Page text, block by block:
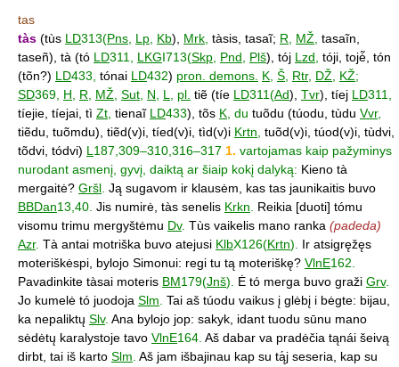
tas
tàs (tùs LD313(Pns Lp Kb), Mrk tàsis, tasaĩ; R MŽ tasaĩn,
taseñ), tà (tó LD311, LKGI713(Skp Pnd Plš), tój Lzd tóji, tojė̃, tón
(tõn?) LD433, tónai LD432) pron. demons. K Š Rtr, DŽ KŽ;
SD369, H R MŽ Sut N L pl. tiẽ (tíe LD311(Ad), Tvr), tíej LD311,
tíejie, tíejai, tì Zt tienaĩ LD433), tõs K , du tuõdu (túodu, tùdu Vvr,
tiẽdu, tuõmdu), tiẽd(v)i, tíed(v)i, tìd(v)i Krtn tuõd(v)i, túod(v)i, tùdvi,
tõdvi, tódvi) L 187,309–310,316–317 1. vartojamas kaip pažyminys
nurodant asmenį, gyvį, daiktą ar šiaip kokį dalyką: Kieno tà
mergaitė? Gršl Ją sugavom ir klausėm, kas tas jaunikaitis buvo
BBDan13,40. Jis numirė, tàs senelis Krkn
Reikia [duoti] tómu
visomu trimu mergyštėmu Dv. Tùs vaikelis mano ranka (padeda)
Azr. Tà antai motriška buvo atejusi KlbX126(Krtn).
Ir atsigręžęs
moteriškėspi, bylojo Simonui: regi tu tą moteriškę? VlnE162.
Pavadinkite tàsai moteris BM179(Jnš). Ė tó merga buvo graži Grv.
Jo kumelė tó juodoja Slm Tai aš túodu vaikus į glėbį i bėgte: bijau,
ka nepaliktų Slv. Ana bylojo jop: sakyk, idant tuodu sūnu mano
sėdėtų karalystoje tavo VlnE164. Aš dabar va pradėčia tąnái šeivą
dirbt, tai iš karto Slm Aš jam išbajinau kap su tą́j seseria, kap su